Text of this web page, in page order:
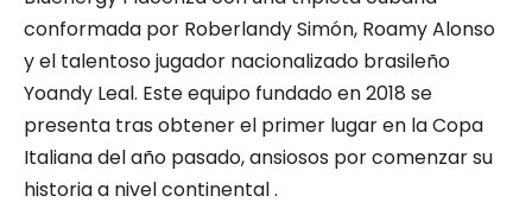
conformada por Roberlandy Simón, Roamy Alonso
y el talentoso jugador nacionalizado brasileño
Yoandy Leal. Este equipo fundado en 2018 se
presenta tras obtener el primer lugar en la Copa
Italiana del año pasado, ansiosos por comenzar su
historia a nivel continental .